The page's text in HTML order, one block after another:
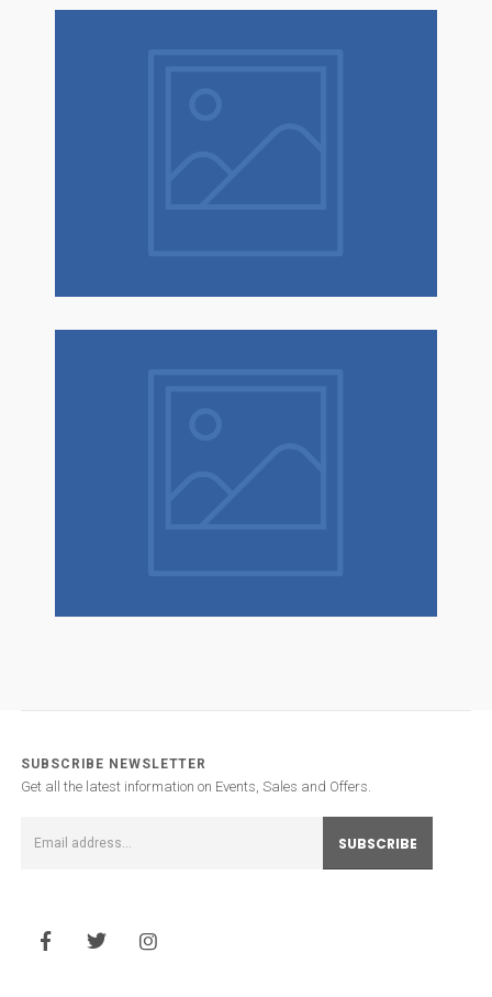
SUBSCRIBE NEWSLETTER
Get all the latest information on Events, Sales and Offers.